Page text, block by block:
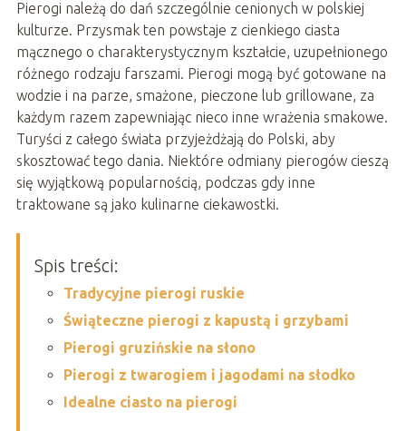
Pierogi należą do dań szczególnie cenionych w polskiej
kulturze. Przysmak ten powstaje z cienkiego ciasta
mącznego o charakterystycznym kształcie, uzupełnionego
różnego rodzaju farszami. Pierogi mogą być gotowane na
wodzie i na parze, smażone, pieczone lub grillowane, za
każdym razem zapewniając nieco inne wrażenia smakowe.
Turyści z całego świata przyjeżdżają do Polski, aby
skosztować tego dania. Niektóre odmiany pierogów cieszą
się wyjątkową popularnością, podczas gdy inne
traktowane są jako kulinarne ciekawostki.
Spis treści:
Tradycyjne pierogi ruskie
Świąteczne pierogi z kapustą i grzybami
Pierogi gruzińskie na słono
Pierogi z twarogiem i jagodami na słodko
Idealne ciasto na pierogi